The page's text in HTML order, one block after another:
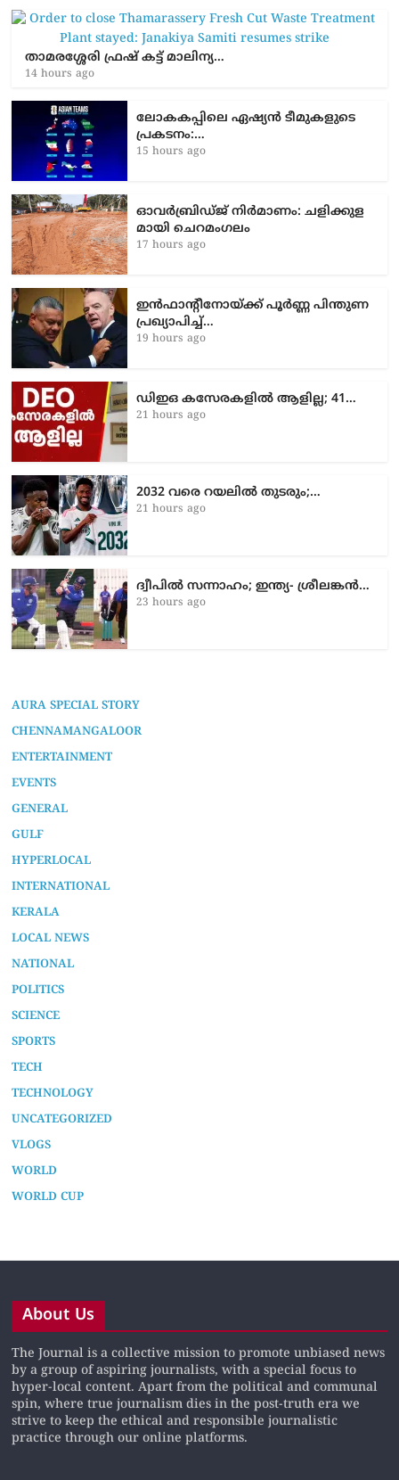
താമരശ്ശേരി ഫ്രഷ് കട്ട് മാലിന്യ…
14 hours ago
ലോകകപ്പിലെ ഏഷ്യന്‍ ടീമുകളുടെ
പ്രകടനം:…
15 hours ago
ഓവർബ്രിഡ്ജ് നിർമാണം: ച​ളി​ക്കു​ള​
മാ​യി ചെ​റ​മം​ഗ​ലം
17 hours ago
ഇൻഫാന്റീനോയ്ക്ക് പൂർണ്ണ പിന്തുണ
പ്രഖ്യാപിച്ച്…
19 hours ago
ഡിഇഒ കസേരകളില്‍ ആളില്ല; 41…
21 hours ago
2032 വരെ റയലിൽ തുടരും;…
21 hours ago
ദ്വീപിൽ സന്നാഹം; ഇന്ത്യ- ശ്രീലങ്കൻ…
23 hours ago
AURA SPECIAL STORY
CHENNAMANGALOOR
ENTERTAINMENT
EVENTS
GENERAL
GULF
HYPERLOCAL
INTERNATIONAL
KERALA
LOCAL NEWS
NATIONAL
POLITICS
SCIENCE
SPORTS
TECH
TECHNOLOGY
UNCATEGORIZED
VLOGS
WORLD
WORLD CUP
About Us
The Journal is a collective mission to promote unbiased news
by a group of aspiring journalists, with a special focus to
hyper-local content. Apart from the political and communal
spin, where true journalism dies in the post-truth era we
strive to keep the ethical and responsible journalistic
practice through our online platforms.